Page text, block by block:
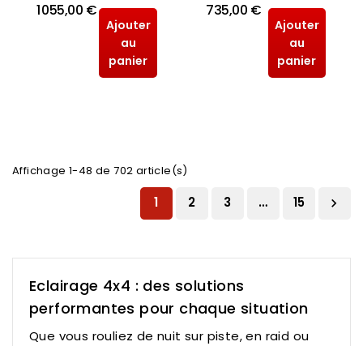
1 055,00 €
Ajouter
au
panier
735,00 €
Ajouter
au
panier
Affichage 1-48 de 702 article(s)
1 2 3 … 15 
Eclairage 4x4 : des solutions
performantes pour chaque situation
Que vous rouliez de nuit sur piste, en raid ou